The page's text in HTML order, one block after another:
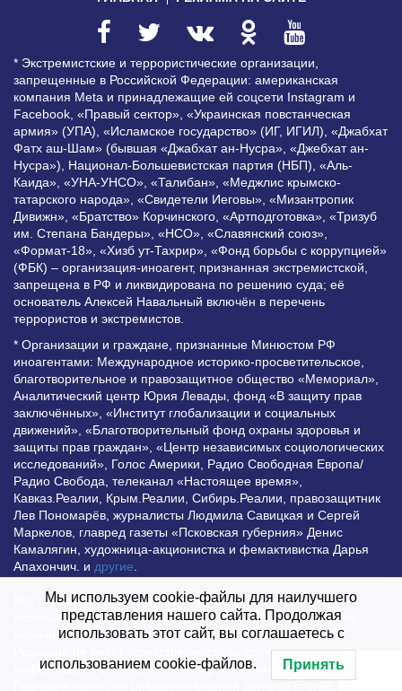
* Экстремистские и террористические организации,
запрещенные в Российской Федерации: американская
компания Meta и принадлежащие ей соцсети Instagram и
Facebook, «Правый сектор», «Украинская повстанческая
армия» (УПА), «Исламское государство» (ИГ, ИГИЛ), «Джабхат
Фатх аш-Шам» (бывшая «Джабхат ан-Нусра», «Джебхат ан-
Нусра»), Национал-Большевистская партия (НБП), «Аль-
Каида», «УНА-УНСО», «Талибан», «Меджлис крымско-
татарского народа», «Свидетели Иеговы», «Мизантропик
Дивижн», «Братство» Корчинского, «Артподготовка», «Тризуб
им. Степана Бандеры», «НСО», «Славянский союз»,
«Формат-18», «Хизб ут-Тахрир», «Фонд борьбы с коррупцией»
(ФБК) – организация-иноагент, признанная экстремистской,
запрещена в РФ и ликвидирована по решению суда; её
основатель Алексей Навальный включён в перечень
террористов и экстремистов.
* Организации и граждане, признанные Минюстом РФ
иноагентами: Международное историко-просветительское,
благотворительное и правозащитное общество «Мемориал»,
Аналитический центр Юрия Левады, фонд «В защиту прав
заключённых», «Институт глобализации и социальных
движений», «Благотворительный фонд охраны здоровья и
защиты прав граждан», «Центр независимых социологических
исследований», Голос Америки, Радио Свободная Европа/
Радио Свобода, телеканал «Настоящее время»,
Кавказ.Реалии, Крым.Реалии, Сибирь.Реалии, правозащитник
Лев Пономарёв, журналисты Людмила Савицкая и Сергей
Маркелов, главред газеты «Псковская губерния» Денис
Камалягин, художница-акционистка и фемактивистка Дарья
Апахончич. и другие
Все права защищены и охраняются законом. Любое
использование материалов сайта допустимо при условии
наличия активной гиперссылки на Vesti.UZ.
Редакция не несет ответственности за достоверность
информации, опубликованной в рекламных объявлениях.
Мы используем cookie-файлы для наилучшего
представления нашего сайта. Продолжая
использовать этот сайт, вы соглашаетесь с
использованием cookie-файлов. Принять